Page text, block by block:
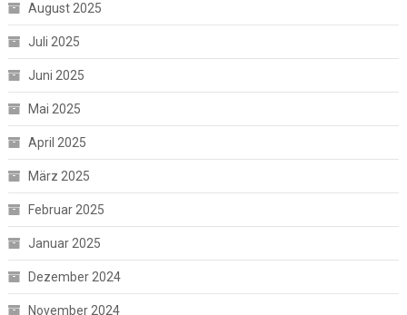
August 2025
Juli 2025
Juni 2025
Mai 2025
April 2025
März 2025
Februar 2025
Januar 2025
Dezember 2024
November 2024